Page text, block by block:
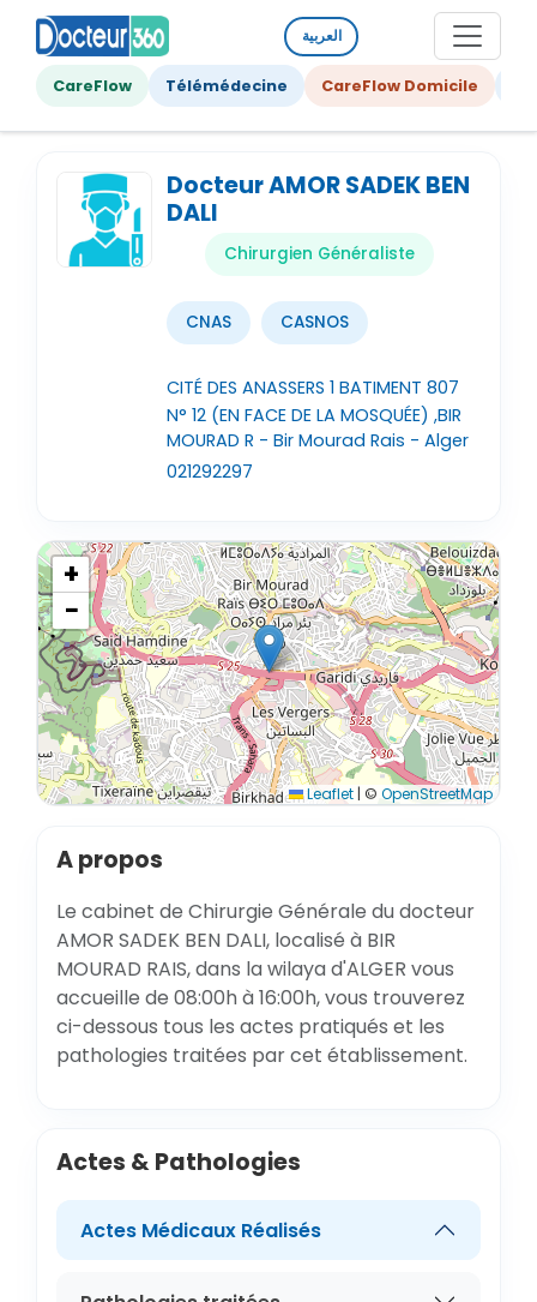
العربية
CareFlow Télémédecine CareFlow Domicile
Docteur AMOR SADEK BEN
DALI
Chirurgien Généraliste
CNAS CASNOS
CITÉ DES ANASSERS 1 BATIMENT 807
N° 12 (EN FACE DE LA MOSQUÉE) ,BIR
MOURAD R - Bir Mourad Rais - Alger
021292297
+
−
Leaflet | © OpenStreetMap
A propos
Le cabinet de Chirurgie Générale du docteur
AMOR SADEK BEN DALI, localisé à BIR
MOURAD RAIS, dans la wilaya d'ALGER vous
accueille de 08:00h à 16:00h, vous trouverez
ci-dessous tous les actes pratiqués et les
pathologies traitées par cet établissement.
Actes & Pathologies
Actes Médicaux Réalisés